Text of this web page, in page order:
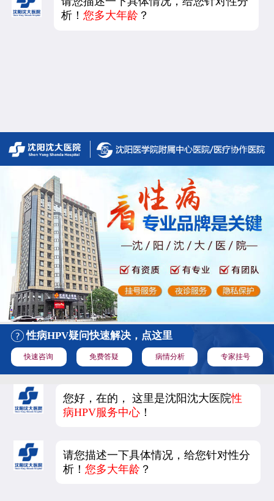
析！您多大年龄 ？
性病HPV疑问快速解决，点这里
快速咨询 免费答疑 病情分析 专家挂号
您好，在的， 这里是沈阳沈大医院性
病HPV服务中心 ！
请您描述一下具体情况，给您针对性分
析！您多大年龄 ？